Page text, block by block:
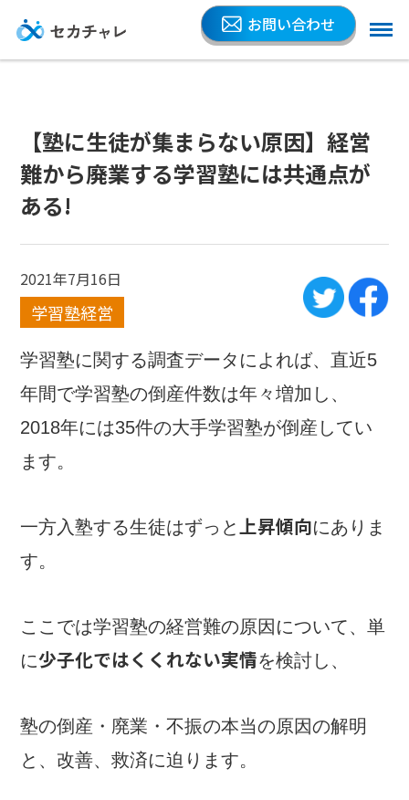
お問い合わせ
【塾に生徒が集まらない原因】経営
難から廃業する学習塾には共通点が
ある!
2021年7月16日
学習塾経営
学習塾に関する調査データによれば、直近5
年間で学習塾の倒産件数は年々増加し、
2018年には35件の大手学習塾が倒産してい
ます。
一方入塾する生徒はずっと 上昇傾向にありま
す。
ここでは学習塾の経営難の原因について、単
に少子化ではくくれない実情を検討し、
塾の倒産・廃業・不振の本当の原因の解明
と、改善、救済に迫ります。